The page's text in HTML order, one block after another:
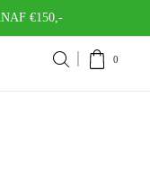
€150,-
0